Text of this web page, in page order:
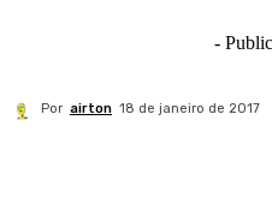
-
Por airton 18 de janeiro de 2017